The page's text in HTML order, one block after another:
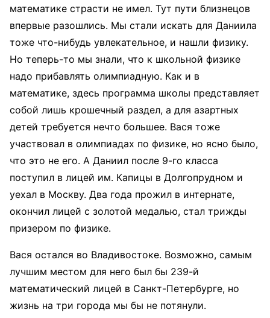
математике страсти не имел. Тут пути близнецов
впервые разошлись. Мы стали искать для Даниила
тоже что-нибудь увлекательное, и нашли физику.
Но теперь-то мы знали, что к школьной физике
надо прибавлять олимпиадную. Как и в
математике, здесь программа школы представляет
собой лишь крошечный раздел, а для азартных
детей требуется нечто большее. Вася тоже
участвовал в олимпиадах по физике, но ясно было,
что это не его. А Даниил после 9-го класса
поступил в лицей им. Капицы в Долгопрудном и
уехал в Москву. Два года прожил в интернате,
окончил лицей с золотой медалью, стал трижды
призером по физике.
Вася остался во Владивостоке. Возможно, самым
лучшим местом для него был бы 239-й
математический лицей в Санкт-Петербурге, но
жизнь на три города мы бы не потянули.